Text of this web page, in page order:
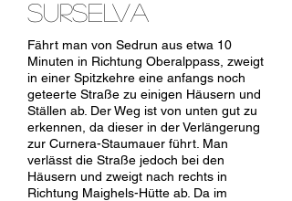
SURSELVA
Fährt man von Sedrun aus etwa 10
Minuten in Richtung Oberalppass, zweigt
in einer Spitzkehre eine anfangs noch
geteerte Straße zu einigen Häusern und
Ställen ab. Der Weg ist von unten gut zu
erkennen, da dieser in der Verlängerung
zur Curnera-Staumauer führt. Man
verlässt die Straße jedoch bei den
Häusern und zweigt nach rechts in
Richtung Maighels-Hütte ab. Da im